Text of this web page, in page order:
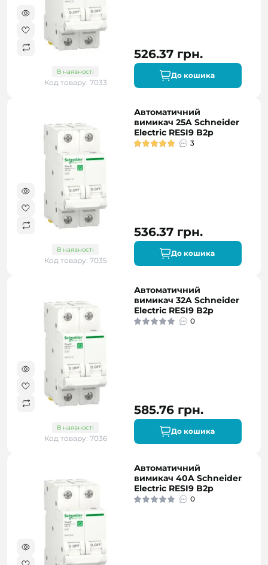
В наявності
Код товару: 7033
526.37 грн.
До кошика
В наявності
Код товару: 7035
Автоматичний
вимикач 25A Schneider
Electric RESI9 B2р
3
536.37 грн.
До кошика
В наявності
Код товару: 7036
Автоматичний
вимикач 32A Schneider
Electric RESI9 B2р
0
585.76 грн.
До кошика
Автоматичний
вимикач 40A Schneider
Electric RESI9 B2р
0